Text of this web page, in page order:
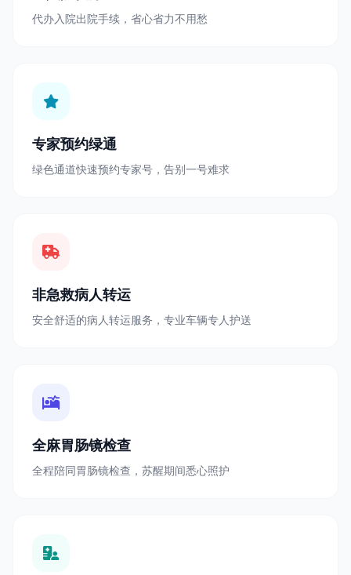
代办入院出院手续，省心省力不用愁
专家预约绿通
绿色通道快速预约专家号，告别一号难求
非急救病人转运
安全舒适的病人转运服务，专业车辆专人护送
全麻胃肠镜检查
全程陪同胃肠镜检查，苏醒期间悉心照护